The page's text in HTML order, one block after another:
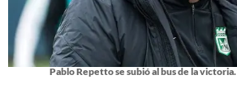
Pablo Repetto se subió al bus de la victoria.